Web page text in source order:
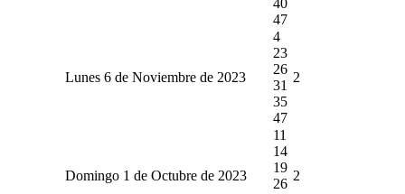
47
Lunes 6 de Noviembre de 2023
4
23
26
31
35
47
2
Domingo 1 de Octubre de 2023
11
14
19
26
2